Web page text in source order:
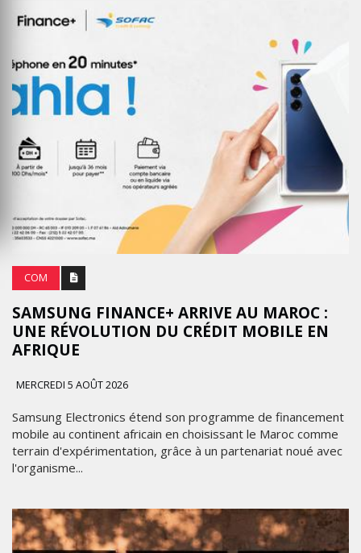
COM
SAMSUNG FINANCE+ ARRIVE AU MAROC :
UNE RÉVOLUTION DU CRÉDIT MOBILE EN
AFRIQUE
MERCREDI 5 AOÛT 2026
Samsung Electronics étend son programme de financement
mobile au continent africain en choisissant le Maroc comme
terrain d'expérimentation, grâce à un partenariat noué avec
l'organisme...